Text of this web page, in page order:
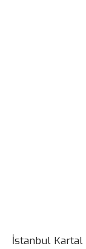
İstanbul Kartal